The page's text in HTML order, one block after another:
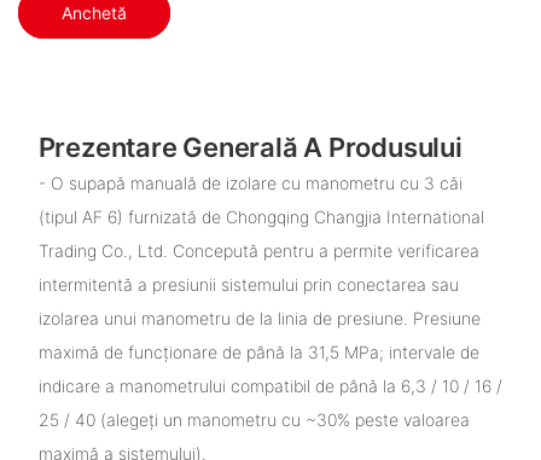
Anchetă
Prezentare Generală A Produsului
- O supapă manuală de izolare cu manometru cu 3 căi
(tipul AF 6) furnizată de Chongqing Changjia International
Trading Co., Ltd. Concepută pentru a permite verificarea
intermitentă a presiunii sistemului prin conectarea sau
izolarea unui manometru de la linia de presiune. Presiune
maximă de funcționare de până la 31,5 MPa; intervale de
indicare a manometrului compatibil de până la 6,3 / 10 / 16 /
25 / 40 (alegeți un manometru cu ~30% peste valoarea
maximă a sistemului).